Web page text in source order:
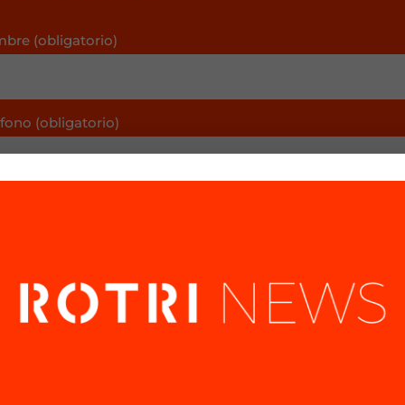
(obligatorio)
(obligatorio)
(obligatorio)